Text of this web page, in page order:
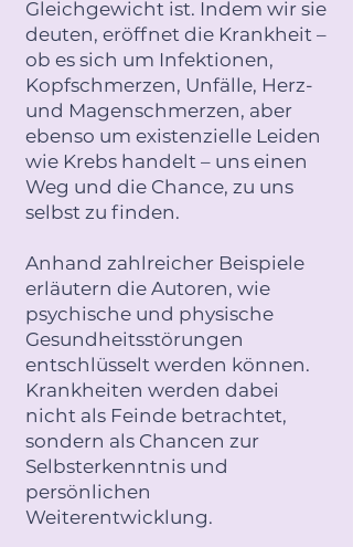
Gleichgewicht ist. Indem wir sie
deuten, eröffnet die Krankheit –
ob es sich um Infektionen,
Kopfschmerzen, Unfälle, Herz-
und Magenschmerzen, aber
ebenso um existenzielle Leiden
wie Krebs handelt – uns einen
Weg und die Chance, zu uns
selbst zu finden.
Anhand zahlreicher Beispiele
erläutern die Autoren, wie
psychische und physische
Gesundheitsstörungen
entschlüsselt werden können.
Krankheiten werden dabei
nicht als Feinde betrachtet,
sondern als Chancen zur
Selbsterkenntnis und
persönlichen
Weiterentwicklung.